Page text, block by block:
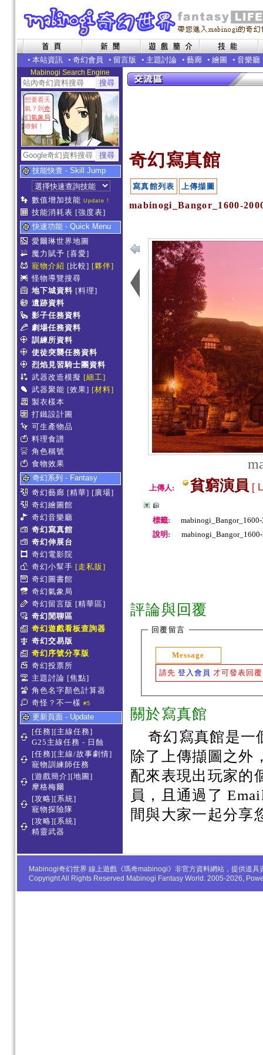
• 本站資訊 • 奇幻會員 • 留言版 • 主題討論 • 藝廊 • 繪圖 • 音樂廳
Mabinogi Search Engine
想要看天
氣？到 奇
幻氣象局
瞭解！
技能快查 - Skill Jump
數值增加技能 Update !
技能消耗表 [強度表]
快速功能 - Quick Menu
愛爾琳世界地圖
魔力賦予 [喜愛]
寵物介紹 [比較] [夥伴]
怪物導覽搜尋
地下城資料 [料理]
遺跡資料
影子任務資料
劇場任務資料
訓練所資料
使徒突襲任務資料
烈焰見習騎士團資料
武器改造模擬 [細工]
武器聚能 [效果] [材料]
製衣樣本
打鐵設計圖
可生產物品
料理食譜
角色稱號
食物效果
奇幻系列 - Fantasy
奇幻藝廊 [精華] [廣場]
奇幻繪圖館
奇幻音樂廳
奇幻寫真館
奇幻伸展台
奇幻電影院
奇幻小幫手 [走私販]
奇幻圖書館
奇幻氣象局
奇幻留言版 [精華區]
奇幻閒聊區
奇幻遊戲看板查詢器
奇幻交易版
奇幻序號分享版
奇幻投票所
主題討論 [焦點]
角色名字顏色計算器
奇怪？不一樣 #5
更新頁面 - Update
[任務][主線任務]
G25主線任務 - 日蝕
[任務][主線/故事劇情]
寵物訓練師任務
[遊戲簡介][地圖]
摩格梅爾
[攻略][系統]
寵物探險隊
[攻略][系統]
精靈武器
奇幻寫真館
寫真館列表 上傳擷圖
mabinogi_Bangor_1600-
上傳人: 貧窮演員 [
標籤:
說明:
評論與回覆
回覆留言
Message
請先 登入會員 才可發表回
關於寫真館
奇幻寫真館是一
除了上傳擷圖之外
配來表現出玩家的
員，且通過了
間與大家一起分享
Mabinogi奇幻世界 線上遊戲《瑪奇mabinogi》非官方資料網站，提供道
Copyright All Rights Reserved Mabinogi Fantasy World. 2005-2026,